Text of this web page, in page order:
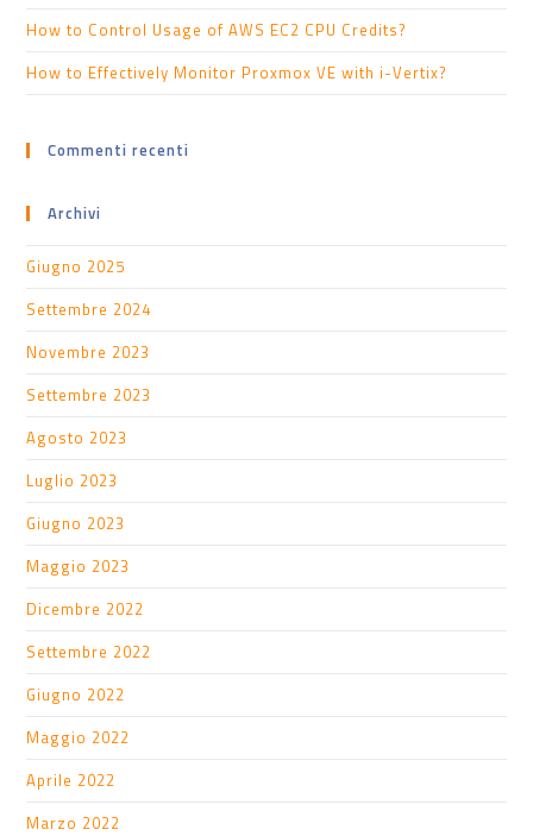
How to Control Usage of AWS EC2 CPU Credits?
How to Effectively Monitor Proxmox VE with i-Vertix?
Commenti recenti
Archivi
Giugno 2025
Settembre 2024
Novembre 2023
Settembre 2023
Agosto 2023
Luglio 2023
Giugno 2023
Maggio 2023
Dicembre 2022
Settembre 2022
Giugno 2022
Maggio 2022
Aprile 2022
Marzo 2022